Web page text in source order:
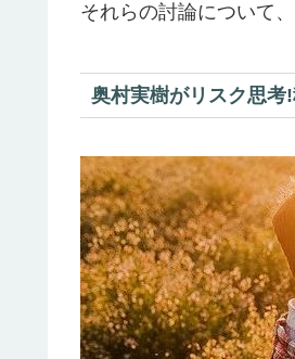
それらの討論について
奥村実樹がリスク思